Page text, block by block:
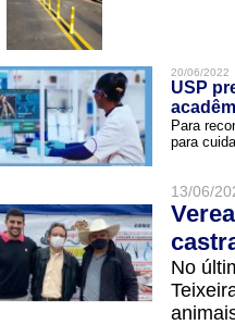
20/06/2022
USP
Para
para
13/06/
No